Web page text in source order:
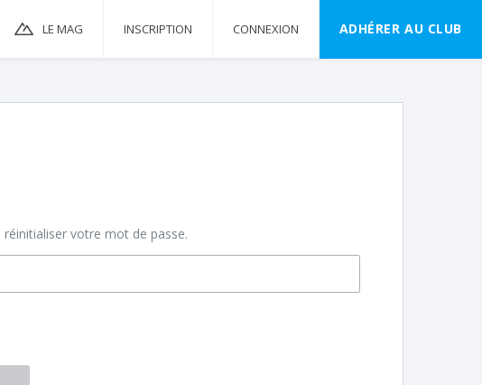
LE MAG INSCRIPTION CONNEXION ADHÉRER AU CLUB
votre mot de passe.